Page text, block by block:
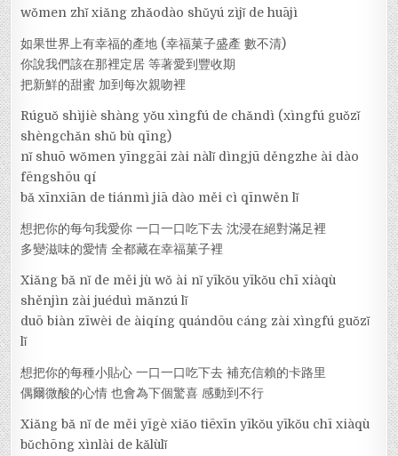
wǒmen zhǐ xiǎng zhǎodào shǔyú zìjǐ de huājì
如果世界上有幸福的產地 (幸福菓子盛產 數不清)
你說我們該在那裡定居 等著愛到豐收期
把新鮮的甜蜜 加到每次親吻裡
Rúguǒ shìjiè shàng yǒu xìngfú de chǎndì (xìngfú guǒzǐ
shèngchǎn shǔ bù qīng)
nǐ shuō wǒmen yīnggāi zài nàlǐ dìngjū děngzhe ài dào
fēngshōu qí
bǎ xīnxiān de tiánmì jiā dào měi cì qīnwěn lǐ
想把你的每句我愛你 一口一口吃下去 沈浸在絕對滿足裡
多變滋味的愛情 全都藏在幸福菓子裡
Xiǎng bǎ nǐ de měi jù wǒ ài nǐ yīkǒu yīkǒu chī xiàqù
shěnjìn zài juéduì mǎnzú lǐ
duō biàn zīwèi de àiqíng quándōu cáng zài xìngfú guǒzǐ
lǐ
想把你的每種小貼心 一口一口吃下去 補充信賴的卡路里
偶爾微酸的心情 也會為下個驚喜 感動到不行
Xiǎng bǎ nǐ de měi yīgè xiǎo tiēxīn yīkǒu yīkǒu chī xiàqù
bǔchōng xìnlài de kǎlùlǐ